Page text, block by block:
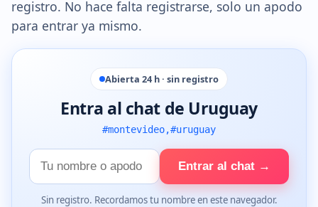
registro. No hace falta registrarse, solo un apodo
para entrar ya mismo.
Abierta 24 h · sin registro
Entra al chat de Uruguay
#montevideo,#uruguay
Tu
nombre
Entrar al chat →
Sin registro. Recordamos tu nombre en este navegador.